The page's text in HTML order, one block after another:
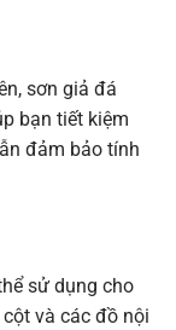
sơn giả đá
bạn tiết kiệm
đảm bảo tính
sử dụng cho
và các đồ nội